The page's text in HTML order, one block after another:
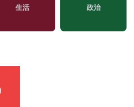
生活 政治
2024立委選戰 財經及消費